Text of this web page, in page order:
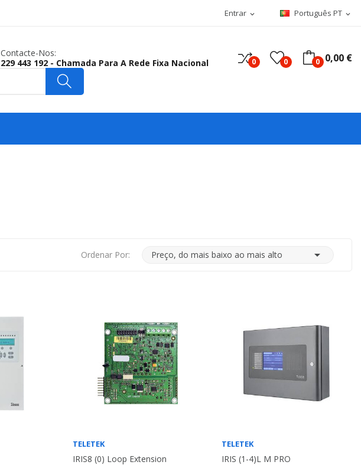
Português PT expand_more
Entrar expand_more
0 0,00 €
0
0
Contacte-Nos:
229 443 192 - Chamada Para A Rede Fixa Nacional
Ordenar Por: Preço, do mais baixo ao mais alto 
TELETEK
IRIS8 (0) Loop Extension
TELETEK
IRIS (1-4)L M PRO